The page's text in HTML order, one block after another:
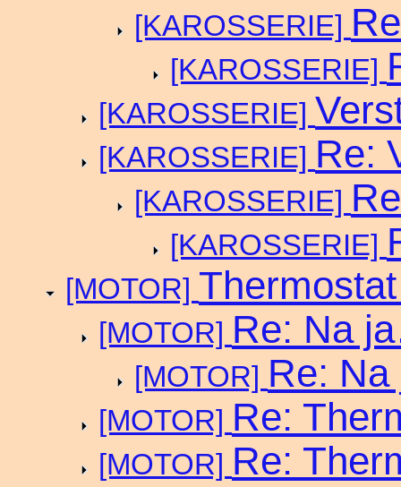
[KAROSSERIE]
[KAROSSERIE]
[KAROSSERIE]
[KAROSSERIE] Re:
[KAROSSERIE]
[KAROSSERIE]
[MOTOR]
[MOTOR] Re: Na
[MOTOR] Re:
[MOTOR] Re:
[MOTOR] Re: